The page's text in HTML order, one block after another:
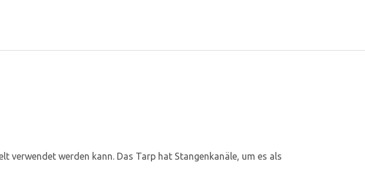
werden kann. Das Tarp hat Stangenkanäle, um es als